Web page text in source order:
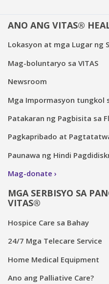
ANO ANG VITAS®
Lokasyon at mga Lugar ng
Mag-boluntaryo sa VITAS
Newsroom
Mga Impormasyon tungkol
Patakaran ng Pagbisita sa
Pagkapribado at
Paunawa ng Hindi
Mag-donate
MGA SERBISYO SA
VITAS®
Hospice Care sa Bahay
24/7 Mga Telecare Service
Home Medical Equipment
Ano ang Palliative Care?